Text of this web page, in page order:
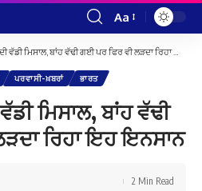
Font
Resizer
Aa
ਮਿਸਾਲ, ਬਾਂਹ ਵੱਢੀ ਗਈ ਪਰ ਫਿਰ ਵੀ ਲੜਦਾ ਰਿਹਾ ਇਹ ਇਨਸਾਨ
ਪਰਵਾਸੀ-ਖ਼ਬਰਾਂ ਭਾਰਤ
ਮਿਸਾਲ, ਬਾਂਹ ਵੱਢੀ
ਰਿਹਾ ਇਹ ਇਨਸਾਨ
2 Min Read